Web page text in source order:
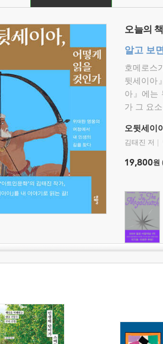
오늘의 책
알고 보
호메로스
뒷세이아
아』에는
가 그 요
오뒷세이
김태진 저
19,800원